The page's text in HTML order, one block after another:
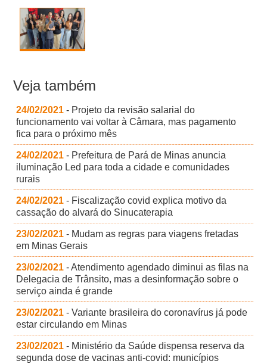
Veja também
24/02/2021 - Projeto da revisão salarial do
funcionamento vai voltar à Câmara, mas pagamento
fica para o próximo mês
24/02/2021 - Prefeitura de Pará de Minas anuncia
iluminação Led para toda a cidade e comunidades
rurais
24/02/2021 - Fiscalização covid explica motivo da
cassação do alvará do Sinucaterapia
23/02/2021 - Mudam as regras para viagens fretadas
em Minas Gerais
23/02/2021 - Atendimento agendado diminui as filas na
Delegacia de Trânsito, mas a desinformação sobre o
serviço ainda é grande
23/02/2021 - Variante brasileira do coronavírus já pode
estar circulando em Minas
23/02/2021 - Ministério da Saúde dispensa reserva da
segunda dose de vacinas anti-covid: municípios